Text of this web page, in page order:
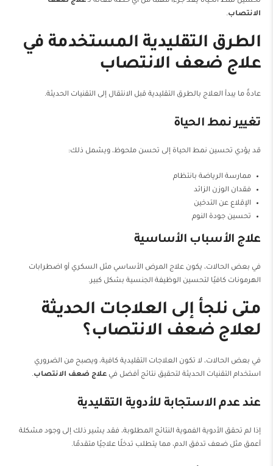
الانتصاب.
الطرق التقليدية المستخدمة في
علاج ضعف الانتصاب
عادةً ما يبدأ العلاج بالطرق التقليدية قبل الانتقال إلى التقنيات الحديثة.
تغيير نمط الحياة
قد يؤدي تحسين نمط الحياة إلى تحسن ملحوظ، ويشمل ذلك:
ممارسة الرياضة بانتظام
فقدان الوزن الزائد
الإقلاع عن التدخين
تحسين جودة النوم
علاج الأسباب الأساسية
في بعض الحالات، يكون علاج المرض الأساسي مثل السكري أو اضطرابات
الهرمونات كافيًا لتحسين الوظيفة الجنسية بشكل كبير.
متى نلجأ إلى العلاجات الحديثة
لعلاج ضعف الانتصاب؟
في بعض الحالات، لا تكون العلاجات التقليدية كافية، ويصبح من الضروري
استخدام التقنيات الحديثة لتحقيق نتائج أفضل في علاج ضعف الانتصاب.
عند عدم الاستجابة للأدوية التقليدية
إذا لم تحقق الأدوية الفموية النتائج المطلوبة، فقد يشير ذلك إلى وجود مشكلة
أعمق مثل ضعف تدفق الدم، مما يتطلب تدخلًا علاجيًا متقدمًا.